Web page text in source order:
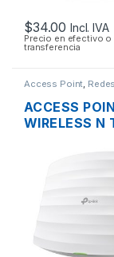
$34.00 Incl. IVA
Precio en efectivo o
transferencia
Access Point, Redes
ACCESS
WIRELESS N
ANTENAS
300MBPS